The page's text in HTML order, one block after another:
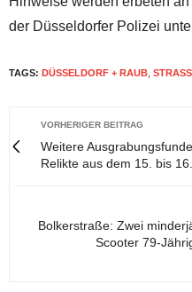
der Düsseldorfer Polizei
TAGS: DÜSSELDORF + RAUB
VORHERIGER BEITRAG
Weitere
Relikte aus dem 15. bis
Bolkerstraße: Zwei
Scooter 79-